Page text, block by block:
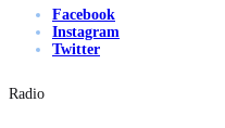
Facebook
Instagram
Twitter
Radio